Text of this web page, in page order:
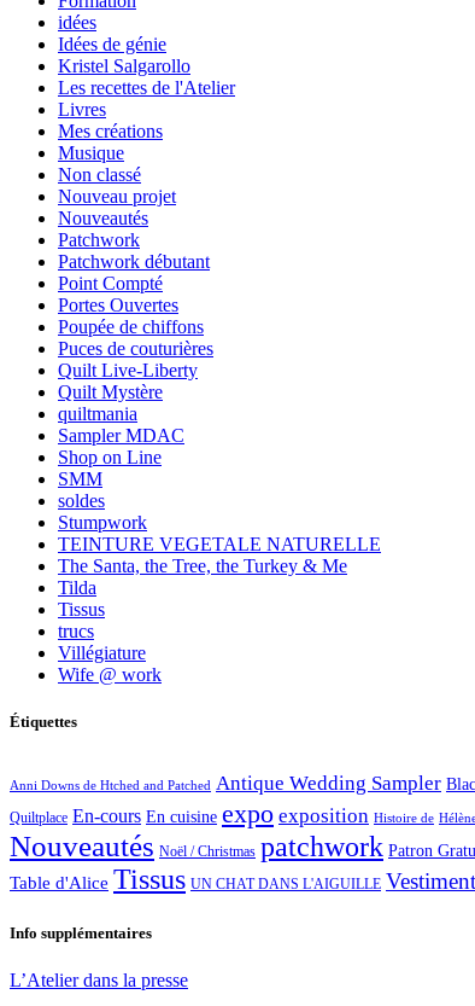
idées
Idées de génie
Kristel Salgarollo
Les recettes de l'Atelier
Livres
Mes créations
Musique
Non classé
Nouveau projet
Nouveautés
Patchwork
Patchwork débutant
Point Compté
Portes Ouvertes
Poupée de chiffons
Puces de couturières
Quilt Live-Liberty
Quilt Mystère
quiltmania
Sampler MDAC
Shop on Line
SMM
soldes
Stumpwork
TEINTURE VEGETALE NATURELLE
The Santa, the Tree, the Turkey & Me
Tilda
Tissus
trucs
Villégiature
Wife @ work
Étiquettes
Anni Downs de Htched and Patched Antique Wedding Sampler
Quiltplace En-cours En cuisine expo exposition Histoire de
Nouveautés Noël / Christmas patchwork Patron
Table d'Alice Tissus UN CHAT DANS L'AIGUILLE
Info supplémentaires
L’Atelier dans la presse